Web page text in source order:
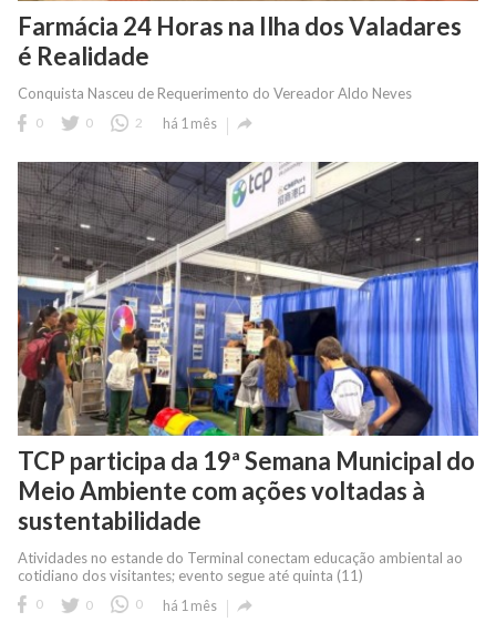
Farmácia 24 Horas na Ilha dos Valadares
é Realidade
Conquista Nasceu de Requerimento do Vereador Aldo Neves
0 0 2 há 1 mês 
TCP participa da 19ª Semana Municipal do
Meio Ambiente com ações voltadas à
sustentabilidade
Atividades no estande do Terminal conectam educação ambiental ao
cotidiano dos visitantes; evento segue até quinta (11)
0 0 0 há 1 mês 